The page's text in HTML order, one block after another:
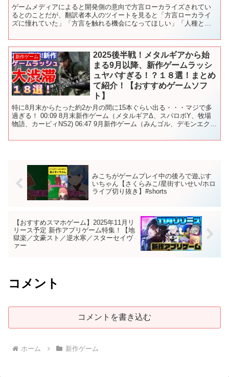
ゲームメディアによると開発側の意向で方言ローカライズされてい
るとのことだが、翻訳者本人のツイートを見ると「方言ローカライ
ズに憧れていた」「方言を触れる機会になってほしい」「人種と性
新作ゲーム
2025後半戦！メタルギアから始
まる9月以降、新作ゲームラッシ
ュヤバすぎる！？１８選！まとめ
て紹介！【おすすめゲームソフ
ト】
特に8月末からたった約2か月の間に15本ぐらい出る・・・マジで多
過ぎる！ 00:09 8月末新作ゲーム（メタルギアΔ、スパロボY、牧場
物語、カービィNS2) 06:47 9月新作ゲーム（みんゴル、デモンエクス
みこちがゲームプレイ中の後ろで遊ぶす
いちゃん【さくらみこ/星街すいせい/ホロ
ライブ切り抜き】#shorts
【おすすめスマホゲーム】2025年11月リ
リース予定 新作アプリゲーム特集！【地
獄楽／文豪スト／逆水寒／スターセイヴ
ァー
コメント
コメントを書き込む
ホーム 新作ゲーム